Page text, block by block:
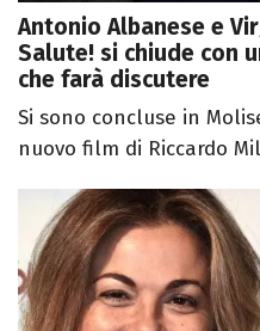
Antonio Albanese e
Salute! si chiude con
che farà discutere
Si sono concluse in
nuovo film di Riccardo